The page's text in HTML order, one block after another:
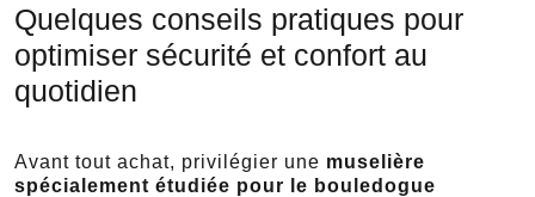
Quelques conseils pratiques pour
optimiser sécurité et confort au
quotidien
Avant tout achat, privilégier une muselière
spécialement étudiée pour le bouledogue